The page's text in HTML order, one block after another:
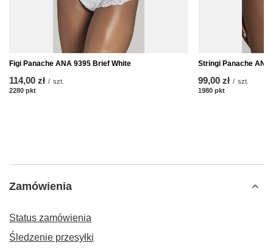
Figi Panache ANA 9395 Brief White
114,00 zł / szt.
2280 pkt
Stringi Panache ANA
99,00 zł / szt.
1980 pkt
Zamówienia
Status zamówienia
Śledzenie przesyłki